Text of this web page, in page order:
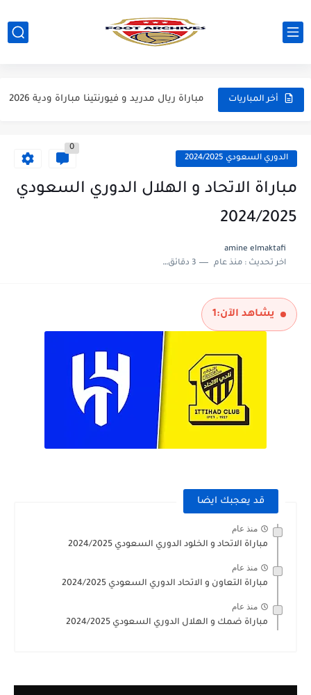
أخر المباريات
مباراة مانشستر يونايتد و اتلتيكو مدريد مباراة ودية 2026
مباراة ريال مدريد و فيورنتينا مباراة ودية 2026
مباراة برشلونة و بيرمنغهام مباراة ودية 2026 الدوري السعودي 2024/2025
0
مباراة الاتحاد و الهلال الدوري السعودي
2024/2025
amine elmaktafi
اخر تحديث :منذ عام 3 دقائق للقراءة
يشاهد الآن:1
قد يعجبك ايضا
منذ عام
مباراة الاتحاد و الخلود الدوري السعودي 2024/2025
منذ عام
مباراة التعاون و الاتحاد الدوري السعودي 2024/2025
منذ عام
مباراة ضمك و الهلال الدوري السعودي 2024/2025